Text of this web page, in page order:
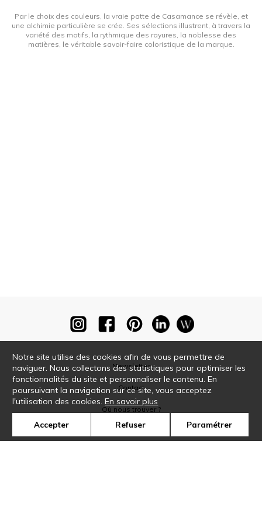
Par le choix des couleurs, la vraie patte de Casamance se révèle, et
une alchimie particulière se crée. Ses sélections illustrent, à travers la
variété des motifs, la rythmique des rayures, la noblesse des
matières, le véritable savoir-faire coloristique de la marque.
Newsletter
Contact
Où nous trouver ?
Notre site utilise des cookies afin de vous permettre de
naviguer. Nous collectons des statistiques pour optimiser les
fonctionnalités du site et personnaliser le contenu. En
poursuivant la navigation sur ce site, vous acceptez
l'utilisation des cookies.En savoir plus
Accepter Refuser Paramétrer